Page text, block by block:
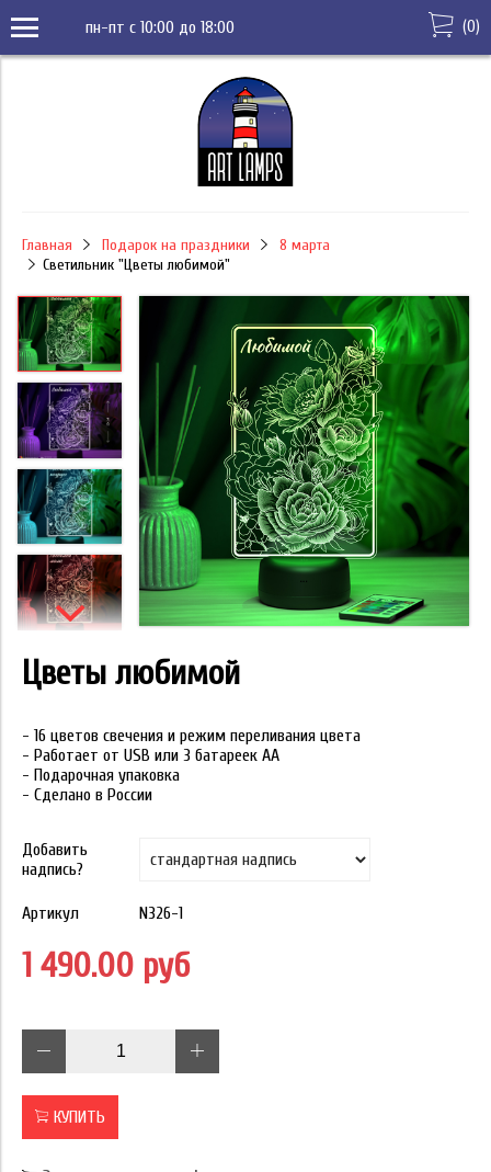
пн-пт с 10:00 до 18:00 (0)
Главная Подарок на праздники
8 марта
Светильник "Цветы любимой"
Цветы любимой
- 16 цветов свечения и режим переливания цвета
- Работает от USB или 3 батареек АА
- Подарочная упаковка
- Сделано в России
Добавить
надпись?
Артикул N326-1
1 490.00 руб
КУПИТЬ